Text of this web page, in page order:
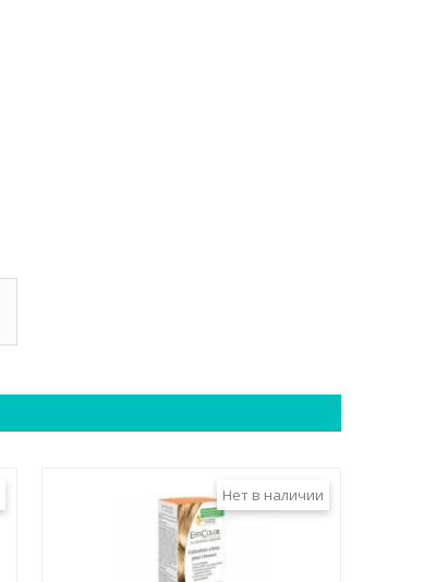
Нет в наличии